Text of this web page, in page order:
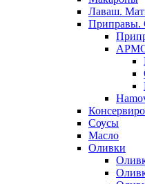
Лаваш.
Приправы.
Соусы
Масло
Оливки